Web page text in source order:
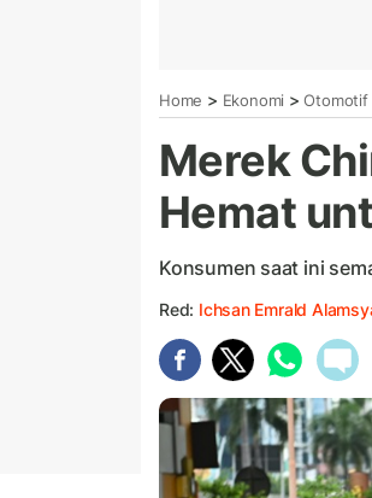
Home > Ekonomi > Otomotif
Merek
Hemat
Konsumen saat ini
Red: Ichsan Emrald